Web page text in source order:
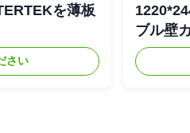
を薄板
さい
ブル壁